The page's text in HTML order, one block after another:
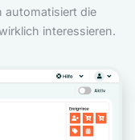
automatisiert die
interessieren.